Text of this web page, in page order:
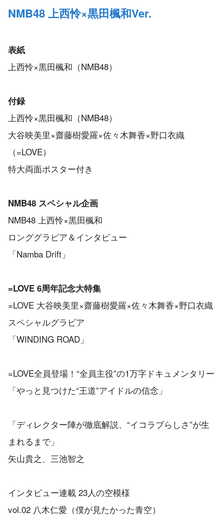
NMB48 上西怜×黒田楓和Ver.
表紙
上西怜×黒田楓和（NMB48）
付録
上西怜×黒田楓和（NMB48）
大谷映美里×齋藤樹愛羅×佐々木舞香×野口衣織
（=LOVE）
特大両面ポスター付き
NMB48 スペシャル企画
NMB48 上西怜×黒田楓和
ロンググラビア＆インタビュー
「Namba Drift」
=LOVE 6周年記念大特集
=LOVE 大谷映美里×齋藤樹愛羅×佐々木舞香×野口衣織
スペシャルグラビア
「WINDING ROAD」
=LOVE全員登場！“全員主役”の1万字ドキュメンタリー
「やっと見つけた“王道”アイドルの信念」
「ディレクター陣が徹底解説、“イコラブらしさ”が生
まれるまで」
矢山貴之、三池智之
インタビュー連載 23人の空模様
vol.02 八木仁愛（僕が見たかった青空）